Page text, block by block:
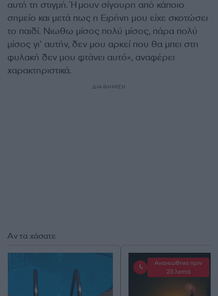
αυτή τη στιγμή. Ήμουν σίγουρη από κάποιο
σημείο και μετά πως η Ειρήνη μου είχε σκοτώσει
το παιδί. Νιωθω μίσος πολύ μίσος, πάρα πολύ
μίσος γι’ αυτήν, δεν μου αρκεί που θα μπει στη
φυλακή δεν μου φτάνει αυτό», αναφέρει
χαρακτηριστικά.
ΔΙΑΦΗΜΙΣΗ
Αν τα χάσατε
Ανανεώθηκε πριν
23 λεπτά